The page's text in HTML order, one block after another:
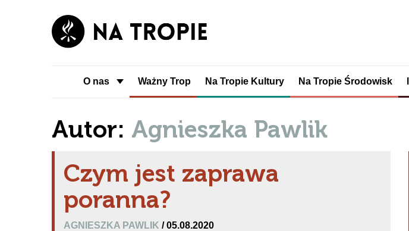
O nas Ważny Trop Na Tropie Kultury Na Tropie Środowisk
Autor: Agnieszka Pawlik
Czym jest zaprawa
poranna?
AGNIESZKA PAWLIK / 05.08.2020